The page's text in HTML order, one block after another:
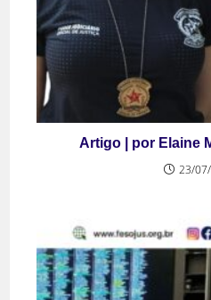
Artigo | por Elaine
23/